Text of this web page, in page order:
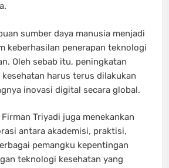
sumber daya manusia menjadi
keberhasilan penerapan teknologi
Oleh sebab itu, peningkatan
harus terus dilakukan
inovasi digital secara global.
Triyadi juga menekankan
antara akademisi, praktisi,
pemangku kepentingan
teknologi kesehatan yang